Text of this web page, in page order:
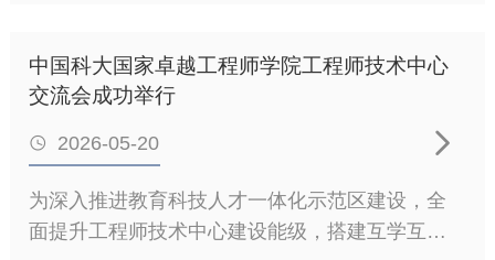
果申请学位的适用范围、评价标准、申请流程等
要求，确立了“工程性、创新性、实践性、应用
性、可展示性”的评价理念，为改革稳步推进提供
了清晰的制度遵循。制度落地以来，学院严把过
程质量关，分层分类推进改革实施。经前期公开
征集、专家评审，2026年1月，学院组织开展全校
深入交流、凝聚共识。中国电科院相关负责人详
细介绍了国家电网在卓越工程师培养、实践平台
在能源电力领域聚焦关键核心技术攻关、构建全
链条工程人才培养体系的实践成果。中国电科院
依托院士专家团队、重点实验室与重大科研项
目，形成“科研+实践+育人”一体化培养模式，为行
中国科大国家卓越工程师学院工程师技术中心
交流会成功举行
 2026-05-20 
为深入推进教育科技人才一体化示范区建设，全
面提升工程师技术中心建设能级，搭建互学互